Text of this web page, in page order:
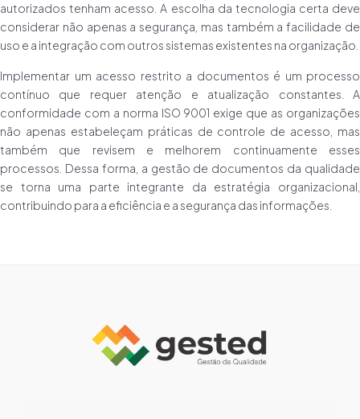
autorizados tenham acesso. A escolha da tecnologia certa deve
considerar não apenas a segurança, mas também a facilidade de
uso e a integração com outros sistemas existentes na organização.
Implementar um acesso restrito a documentos é um processo
contínuo que requer atenção e atualização constantes. A
conformidade com a norma ISO 9001 exige que as organizações
não apenas estabeleçam práticas de controle de acesso, mas
também que revisem e melhorem continuamente esses
processos. Dessa forma, a gestão de documentos da qualidade
se torna uma parte integrante da estratégia organizacional,
contribuindo para a eficiência e a segurança das informações.